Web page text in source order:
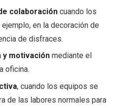
colaboracióncuando los
en la decoración de
de disfraces.
y motivaciónmediante el
oficina.
, cuando los equipos se
de las labores normales para